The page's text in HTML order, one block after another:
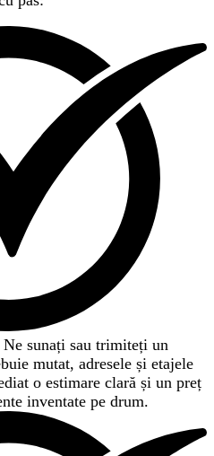
Ne sunați sau trimiteți un
mutat, adresele și etajele
o estimare clară și un preț
inventate pe drum.